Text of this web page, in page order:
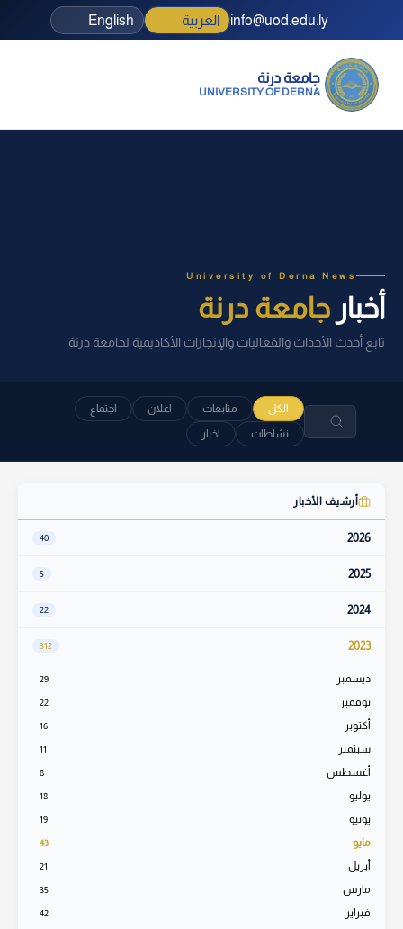
info@uod.edu.ly العربية English
جامعة درنة
UNIVERSITY OF DERNA
University of Derna News
أخبار جامعة درنة
تابع أحدث الأحداث والفعاليات والإنجازات الأكاديمية لجامعة درنة
الكل متابعات اعلان
اجتماع
نشاطات
اخبار
أرشيف الأخبار
2026
40
2025
5
2024
22
2023
312
ديسمبر 29
نوفمبر 22
أكتوبر 16
سبتمبر 11
أغسطس 8
يوليو 18
يونيو 19
مايو 43
أبريل 21
مارس 35
فبراير 42